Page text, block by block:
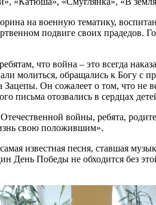
на военную тематику,
подвиге своих прадедов.
что война – это всегда
молиться, обращались к Богу с
Зацепы. Он сожалеет о том, что не
письма отозвались в сердцах
войны, ребята,
свою положившим».
известная песня, ставшая
День Победы не обходится без